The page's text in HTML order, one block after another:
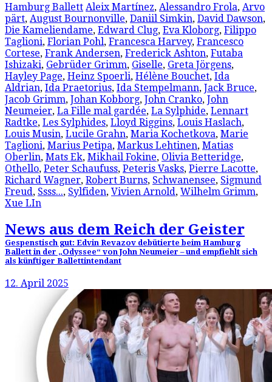
Hamburg Ballett Aleix Martínez, Alessandro Frola, Arvo
pärt, August Bournonville, Daniil Simkin, David Dawson,
Die Kameliendame, Edward Clug, Eva Kloborg, Filippo
Taglioni, Florian Pohl, Francesca Harvey, Francesco
Cortese, Frank Andersen, Frederick Ashton, Futaba
Ishizaki, Gebrüder Grimm, Giselle, Greta Jörgens,
Hayley Page, Heinz Spoerli, Hélène Bouchet, Ida
Aldrian, Ida Praetorius, Ida Stempelmann, Jack Bruce,
Jacob Grimm, Johan Kobborg, John Cranko, John
Neumeier, La Fille mal gardée, La Sylphide, Lennart
Radtke, Les Sylphides, Lloyd Riggins, Louis Haslach,
Louis Musin, Lucile Grahn, Maria Kochetkova, Marie
Taglioni, Marius Petipa, Markus Lehtinen, Matias
Oberlin, Mats Ek, Mikhail Fokine, Olivia Betteridge,
Othello, Peter Schaufuss, Peteris Vasks, Pierre Lacotte,
Richard Wagner, Robert Burns, Schwanensee, Sigmund
Freud, Ssss..., Sylfiden, Vivien Arnold, Wilhelm Grimm,
Xue LIn
News aus dem Reich der Geister
Gespenstisch gut: Edvin Revazov debütierte beim Hamburg
Ballett in der „Odyssee“ von John Neumeier – und empfiehlt sich
als künftiger Ballettintendant
12. April 2025